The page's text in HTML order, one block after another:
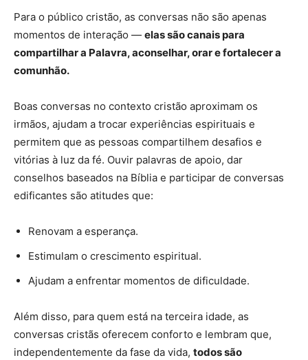
Para o público cristão, as conversas não são apenas
momentos de interação — elas são canais para
compartilhar a Palavra, aconselhar, orar e fortalecer a
comunhão.
Boas conversas no contexto cristão aproximam os
irmãos, ajudam a trocar experiências espirituais e
permitem que as pessoas compartilhem desafios e
vitórias à luz da fé. Ouvir palavras de apoio, dar
conselhos baseados na Bíblia e participar de conversas
edificantes são atitudes que:
Renovam a esperança.
Estimulam o crescimento espiritual.
Ajudam a enfrentar momentos de dificuldade.
Além disso, para quem está na terceira idade, as
conversas cristãs oferecem conforto e lembram que,
independentemente da fase da vida, todos são